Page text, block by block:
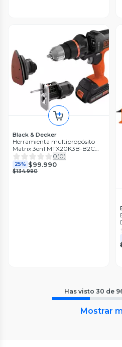
Black & Decker
Herramienta multipropósito
Matrix 3en1 MTX20K3B-B2C
20V
0(0)
25% $99.990
$134.990
Has visto 30 de
Mostrar